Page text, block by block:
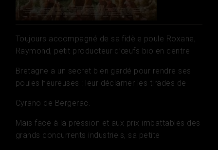
Toujours accompagné de sa fidèle poule Roxane,
Raymond, petit producteur d’œufs bio en centre
Bretagne a un secret bien gardé pour rendre ses
poules heureuses : leur déclamer les tirades de
Cyrano de Bergerac.
Mais face à la pression et aux prix imbattables des
grands concurrents industriels, sa petite